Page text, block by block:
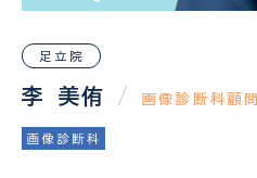
足立院
李 美侑 / 画像診断科顧問
画像診断科